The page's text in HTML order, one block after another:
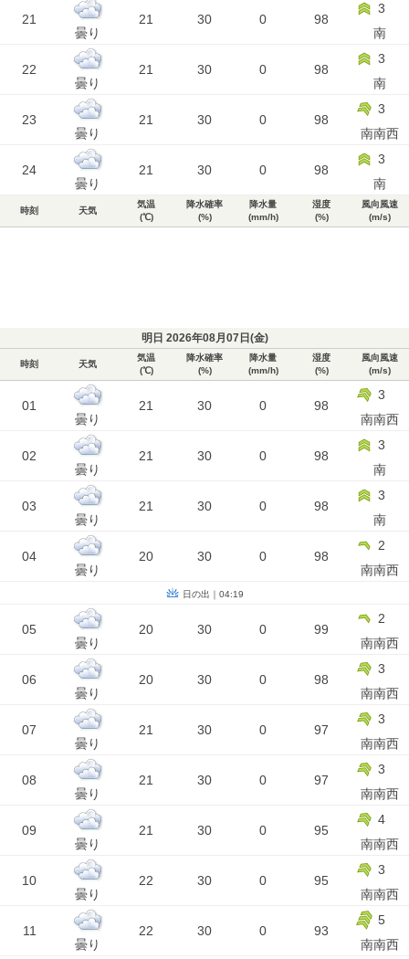
21
曇り
21 30 0 98
3
南
22
曇り
21 30 0 98
3
南
23
曇り
21 30 0 98
3
南南西
24
曇り
21 30 0 98
3
南
時刻 天気
気温
(℃)
降水確率
(%)
降水量
(mm/h)
湿度
(%)
風向風速
(m/s)
明日 2026年08月07日(金)
時刻 天気
気温
(℃)
降水確率
(%)
降水量
(mm/h)
湿度
(%)
風向風速
(m/s)
01
曇り
21 30 0 98
3
南南西
02
曇り
21 30 0 98
3
南
03
曇り
21 30 0 98
3
南
04
曇り
20 30 0 98
2
南南西
日の出｜04:19
05
曇り
20 30 0 99
2
南南西
06
曇り
20 30 0 98
3
南南西
07
曇り
21 30 0 97
3
南南西
08
曇り
21 30 0 97
3
南南西
09
曇り
21 30 0 95
4
南南西
10
曇り
22 30 0 95
3
南南西
11
曇り
22 30 0 93
5
南南西